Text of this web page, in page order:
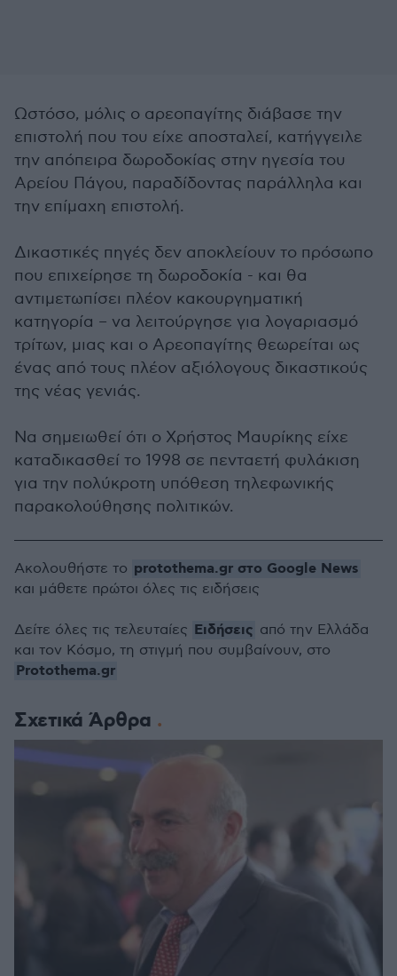
Ωστόσο, μόλις ο αρεοπαγίτης διάβασε την
επιστολή που του είχε αποσταλεί, κατήγγειλε
την απόπειρα δωροδοκίας στην ηγεσία του
Αρείου Πάγου, παραδίδοντας παράλληλα και
την επίμαχη επιστολή.
Δικαστικές πηγές δεν αποκλείουν το πρόσωπο
που επιχείρησε τη δωροδοκία - και θα
αντιμετωπίσει πλέον κακουργηματική
κατηγορία – να λειτούργησε για λογαριασμό
τρίτων, μιας και ο Αρεοπαγίτης θεωρείται ως
ένας από τους πλέον αξιόλογους δικαστικούς
της νέας γενιάς.
Να σημειωθεί ότι ο Χρήστος Μαυρίκης είχε
καταδικασθεί το 1998 σε πενταετή φυλάκιση
για την πολύκροτη υπόθεση τηλεφωνικής
παρακολούθησης πολιτικών.
Σχετικά Άρθρα
Ακολουθήστε το protothema.gr στο Google News
και μάθετε πρώτοι όλες τις ειδήσεις
Δείτε όλες τις τελευταίες Ειδήσεις από την Ελλάδα
και τον Κόσμο, τη στιγμή που συμβαίνουν, στο
Protothema.gr